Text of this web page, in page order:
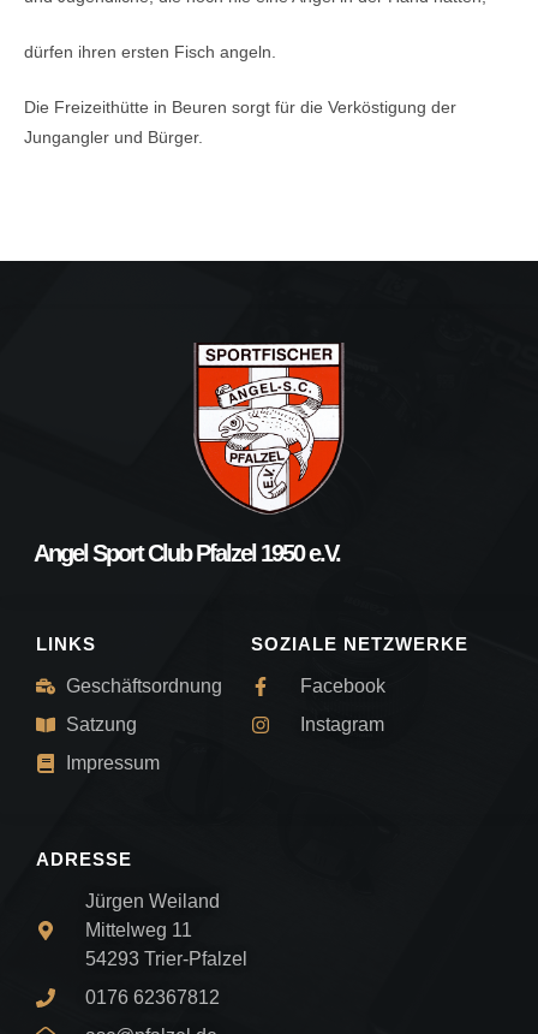
dürfen ihren ersten Fisch angeln.
Die Freizeithütte in Beuren sorgt für die Verköstigung der
Jungangler und Bürger.
ADRESSE
Jürgen Weiland
Mittelweg 11
54293 Trier-Pfalzel
0176 62367812
SOZIALE NETZWERKE
Facebook
Instagram
LINKS
Geschäftsordnung
Satzung
Impressum
Angel Sport Club Pfalzel 1950 e.V.